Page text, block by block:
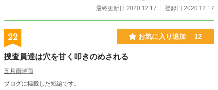
最終更新日 2020.12.17
登録日 2020.12.17
22 お気に入り追加 12
捜査員達は穴を甘く叩きのめされる
五月雨時雨
ブログに掲載した短編です。